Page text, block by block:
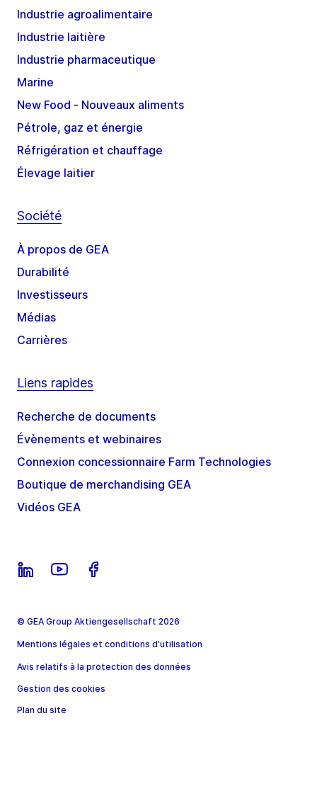
Industrie agroalimentaire
Industrie laitière
Industrie pharmaceutique
Marine
New Food - Nouveaux aliments
Pétrole, gaz et énergie
Réfrigération et chauffage
Élevage laitier
Société
À propos de GEA
Durabilité
Investisseurs
Médias
Carrières
Liens rapides
Recherche de documents
Évènements et webinaires
Connexion concessionnaire Farm Technologies
Boutique de merchandising GEA
Vidéos GEA
© GEA Group Aktiengesellschaft 2026
Mentions légales et conditions d'utilisation
Avis relatifs à la protection des données
Gestion des cookies
Plan du site